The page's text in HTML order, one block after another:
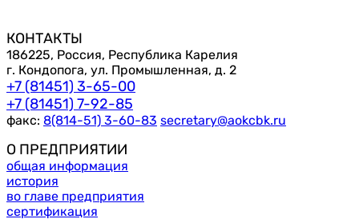
КОНТАКТЫ
186225, Россия, Республика Карелия
г. Кондопога, ул. Промышленная, д. 2
+7 (81451) 3-65-00
+7 (81451) 7-92-85
факс: 8(814-51) 3-60-83 secretary@aokcbk.ru
О ПРЕДПРИЯТИИ
общая информация
история
во главе предприятия
сертификация